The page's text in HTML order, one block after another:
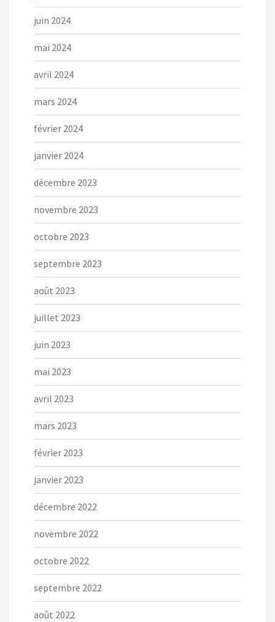
juin 2024
mai 2024
avril 2024
mars 2024
février 2024
janvier 2024
décembre 2023
novembre 2023
octobre 2023
septembre 2023
août 2023
juillet 2023
juin 2023
mai 2023
avril 2023
mars 2023
février 2023
janvier 2023
décembre 2022
novembre 2022
octobre 2022
septembre 2022
août 2022